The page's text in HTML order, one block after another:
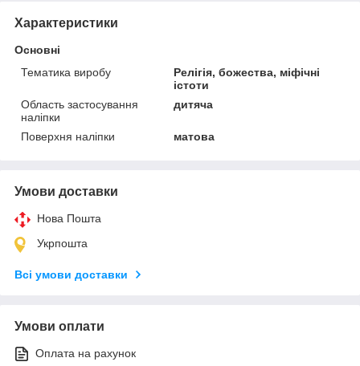
Характеристики
Основні
Тематика виробу
Релігія, божества, міфічні
істоти
Область застосування
наліпки
дитяча
Поверхня наліпки матова
Умови доставки
Нова Пошта
Укрпошта
Всі умови доставки
Умови оплати
Оплата на рахунок